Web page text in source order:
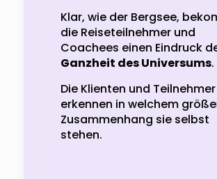
Klar, wie der Bergsee,
die Reiseteilnehmer und
Coachees einen Eindruck
Ganzheit des Universums.
Die Klienten und Teilnehmer
erkennen in welchem
Zusammenhang sie selbst
stehen.